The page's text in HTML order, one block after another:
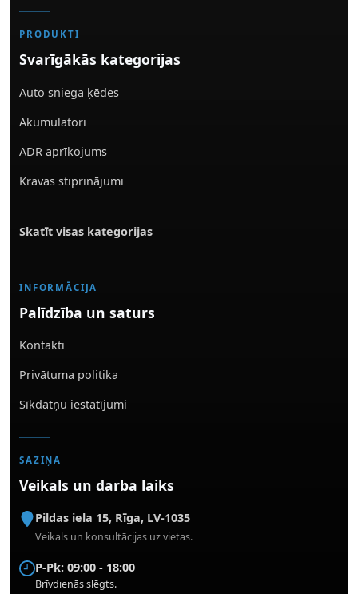
PRODUKTI
Svarīgākās kategorijas
Auto sniega ķēdes
Akumulatori
ADR aprīkojums
Kravas stiprinājumi
Skatīt visas kategorijas
INFORMĀCIJA
Palīdzība un saturs
Kontakti
Privātuma politika
Sīkdatņu iestatījumi
SAZIŅA
Veikals un darba laiks
Pildas iela 15, Rīga, LV-1035
Veikals un konsultācijas uz vietas.
P-Pk: 09:00 - 18:00
Brīvdienās slēgts.